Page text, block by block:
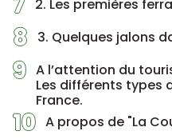
2. Les premières
8 3. Quelques jalons
9 A l’attention du
Les différents types
France.
10 A propos de "La